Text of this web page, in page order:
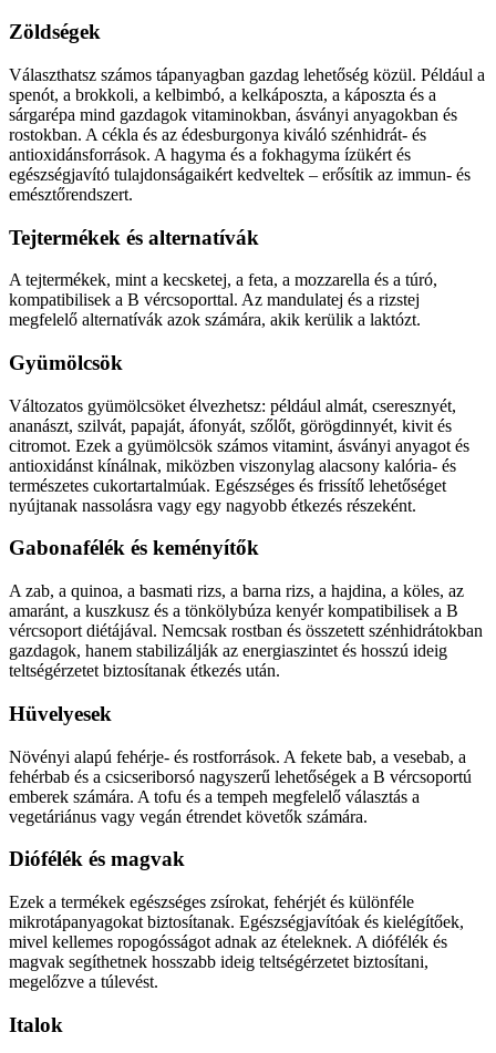
Zöldségek
Választhatsz számos tápanyagban gazdag lehetőség közül. Például a
spenót, a brokkoli, a kelbimbó, a kelkáposzta, a káposzta és a
sárgarépa mind gazdagok vitaminokban, ásványi anyagokban és
rostokban. A cékla és az édesburgonya kiváló szénhidrát- és
antioxidánsforrások. A hagyma és a fokhagyma ízükért és
egészségjavító tulajdonságaikért kedveltek – erősítik az immun- és
emésztőrendszert.
Tejtermékek és alternatívák
A tejtermékek, mint a kecsketej, a feta, a mozzarella és a túró,
kompatibilisek a B vércsoporttal. Az mandulatej és a rizstej
megfelelő alternatívák azok számára, akik kerülik a laktózt.
Gyümölcsök
Változatos gyümölcsöket élvezhetsz: például almát, cseresznyét,
ananászt, szilvát, papaját, áfonyát, szőlőt, görögdinnyét, kivit és
citromot. Ezek a gyümölcsök számos vitamint, ásványi anyagot és
antioxidánst kínálnak, miközben viszonylag alacsony kalória- és
természetes cukortartalmúak. Egészséges és frissítő lehetőséget
nyújtanak nassolásra vagy egy nagyobb étkezés részeként.
Gabonafélék és keményítők
A zab, a quinoa, a basmati rizs, a barna rizs, a hajdina, a köles, az
amaránt, a kuszkusz és a tönkölybúza kenyér kompatibilisek a B
vércsoport diétájával. Nemcsak rostban és összetett szénhidrátokban
gazdagok, hanem stabilizálják az energiaszintet és hosszú ideig
teltségérzetet biztosítanak étkezés után.
Hüvelyesek
Növényi alapú fehérje- és rostforrások. A fekete bab, a vesebab, a
fehérbab és a csicseriborsó nagyszerű lehetőségek a B vércsoportú
emberek számára. A tofu és a tempeh megfelelő választás a
vegetáriánus vagy vegán étrendet követők számára.
Diófélék és magvak
Ezek a termékek egészséges zsírokat, fehérjét és különféle
mikrotápanyagokat biztosítanak. Egészségjavítóak és kielégítőek,
mivel kellemes ropogósságot adnak az ételeknek. A diófélék és
magvak segíthetnek hosszabb ideig teltségérzetet biztosítani,
megelőzve a túlevést.
Italok